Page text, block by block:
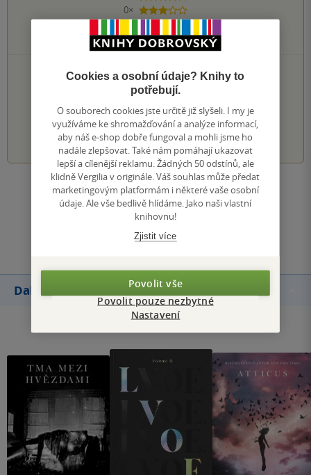
0×
3 hvězdičky
0×
1 hvezdička
PŘIDEJTE SVÉ HODNOCENÍ KNIHY
Hodnocení našich knihkupců: 0.0 z 5
1 2 3 4 5
Zobrazit všechna hodnocení
Přidat hodnocení
Další knihy autora
Cookies a osobní údaje? Knihy to
potřebují.
O souborech cookies jste určitě již slyšeli. I my je
využíváme ke shromažďování a analýze informací,
aby náš e-shop dobře fungoval a mohli jsme ho
nadále zlepšovat. Také nám pomáhají ukazovat
lepší a cílenější reklamu. Žádných 50 odstínů, ale
klidně Vergilia v originále. Váš souhlas může předat
marketingovým platformám i některé vaše osobní
údaje. Ale vše bedlivě hlídáme. Jako naši vlastní
knihovnu!
Zjistit více
Povolit vše
Povolit pouze nezbytné
Nastavení